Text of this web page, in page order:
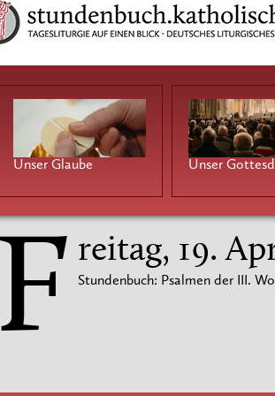
Unser Glaube Unser
F reitag, 19.
Stundenbuch: Psalmen der III.